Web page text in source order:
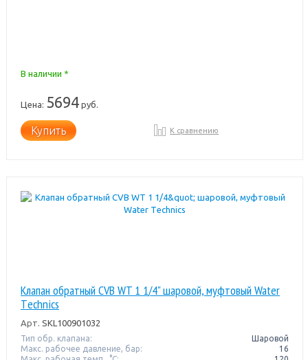
В наличии *
Цена: 5694руб.
Купить К сравнению
Клапан обратный CVB WT 1 1/4" шаровой, муфтовый Water
Тechnics
Арт. SKL100901032
Тип обр. клапана:
Шаровой
Макс. рабочее давление, бар:
16